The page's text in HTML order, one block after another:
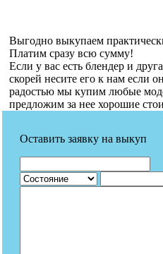
Выгодно выкупаем
Платим сразу всю сумму!
Если у вас есть блендер и
скорей несите его к нам если
радостью мы купим любые
предложим за нее хорошие
Оставить заявку на выкуп